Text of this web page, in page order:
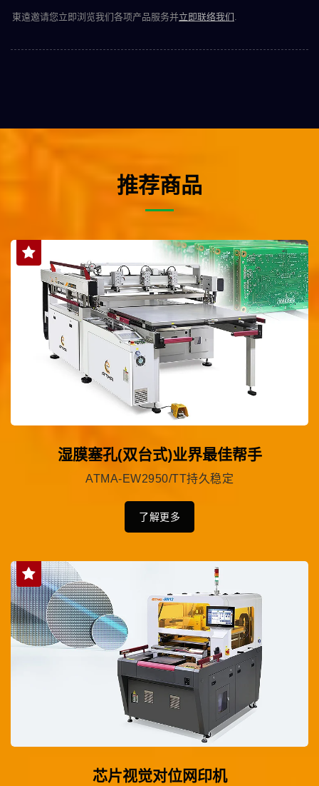
東遠邀请您立即浏览我们各项产品服务并立即联络我们
推荐商品
湿膜塞孔(双台式)业界最佳帮手
ATMA-EW2950/TT持久稳定
了解更多
芯片视觉对位网印机